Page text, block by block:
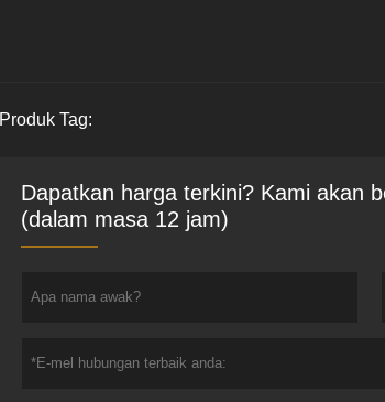
Produk Tag:
Dapatkan harga terkini? Kami akan
(dalam masa 12 jam)